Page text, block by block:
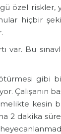
özel riskler,
hiçbir
var. Bu
gibi
kesin
2 dakika